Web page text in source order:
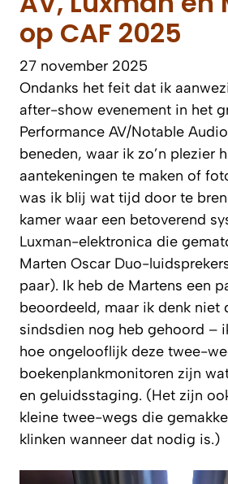
op CAF 2025
27 november 2025
Ondanks het feit dat ik
after-show evenement in het
Performance AV/Notable
beneden, waar ik zo’n plezier
aantekeningen te maken of
was ik blij wat tijd door te
kamer waar een betoverend
Luxman-elektronica die
Marten Oscar Duo-
paar). Ik heb de Martens een
beoordeeld, maar ik denk niet
sindsdien nog heb gehoord –
hoe ongelooflijk deze twee-
boekenplankmonitoren zijn
en geluidsstaging. (Het zijn
kleine twee-wegs die
klinken wanneer dat nodig is.)